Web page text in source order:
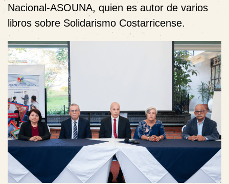
Nacional-ASOUNA, quien es autor de varios
libros sobre Solidarismo Costarricense.